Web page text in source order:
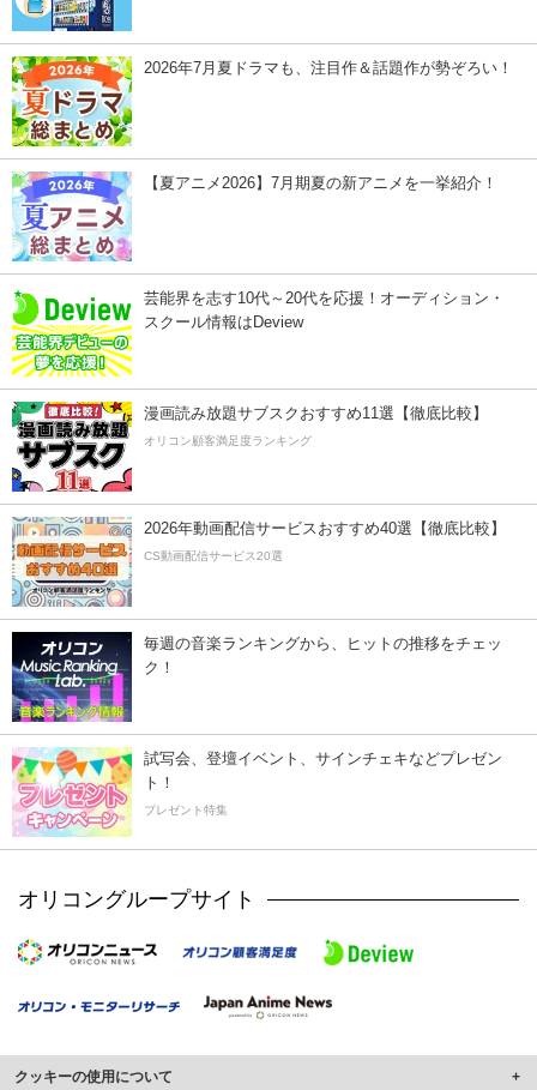
2026年7月夏ドラマも、注目作＆話題作が勢ぞろい！
【夏アニメ2026】7月期夏の新アニメを一挙紹介！
芸能界を志す10代～20代を応援！オーディション・
スクール情報はDeview
漫画読み放題サブスクおすすめ11選【徹底比較】
オリコン顧客満足度ランキング
2026年動画配信サービスおすすめ40選【徹底比較】
CS動画配信サービス20選
毎週の音楽ランキングから、ヒットの推移をチェッ
ク！
試写会、登壇イベント、サインチェキなどプレゼン
ト！
プレゼント特集
オリコングループサイト
クッキーの使用について